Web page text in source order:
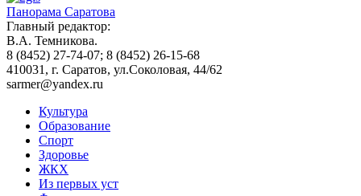
Панорама Саратова
Главный редактор:
В.А. Темникова.
8 (8452) 27-74-07; 8 (8452) 26-15-68
410031, г. Саратов, ул.Соколовая, 44/62
sarmer@yandex.ru
Культура
Образование
Спорт
Здоровье
ЖКХ
Из пеpвых уст